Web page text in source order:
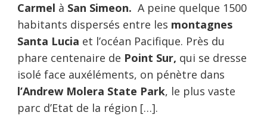
Carmel à San Simeon. A peine quelque 1500
habitants dispersés entre les montagnes
Santa Lucia et l’océan Pacifique. Près du
phare centenaire de Point Sur, qui se dresse
isolé face auxéléments, on pénètre dans
l’Andrew Molera State Park, le plus vaste
parc d’Etat de la région […].